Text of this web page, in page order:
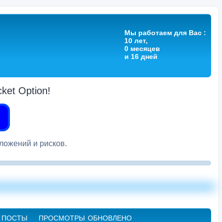
Мы работаем для Вас :
10 лет,
0 месяцев
и 16 дней
Option!
и рисков.
ПОСТЫ ПРОСМОТРЫ ОБНОВЛЕНО